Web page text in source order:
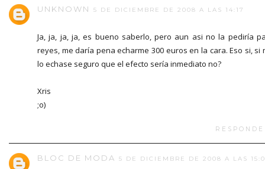
UNKNOWN 5 DE DICIEMBRE DE 2008 A LAS 14:17
Ja, ja, ja, ja, es bueno saberlo, pero aun asi no la pediría
reyes, me daría pena echarme 300 euros en la cara. Eso si, si
lo echase seguro que el efecto sería inmediato no?
Xris
;o)
BLOC DE MODA 5 DE DICIEMBRE DE 2008 A LAS